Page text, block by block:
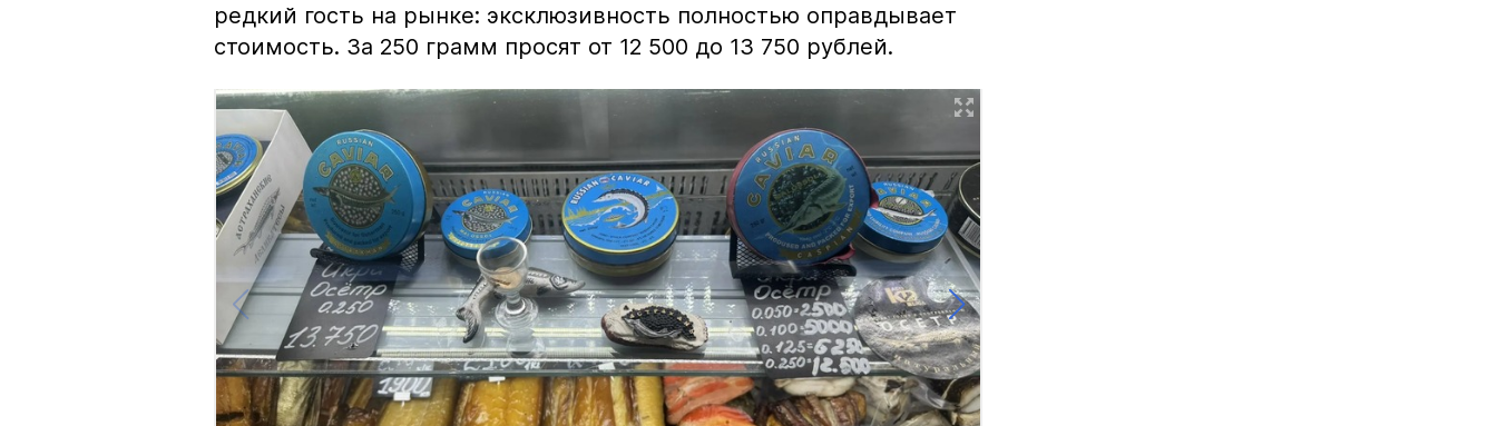
редкий гость на рынке: эксклюзивность полностью оправдывает
стоимость. За 250 грамм просят от 12 500 до 13 750 рублей.